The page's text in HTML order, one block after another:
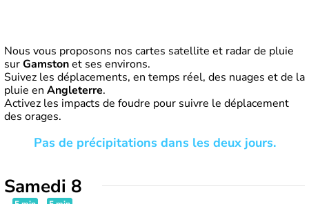
Nous vous proposons nos cartes satellite et radar de pluie
surGamstonet ses environs.
Suivez les déplacements, en temps réel, des nuages et de la
pluie en Angleterre.
Activez les impacts de foudre pour suivre le déplacement
des orages.
Pas de précipitations dans les deux jours.
Samedi 8